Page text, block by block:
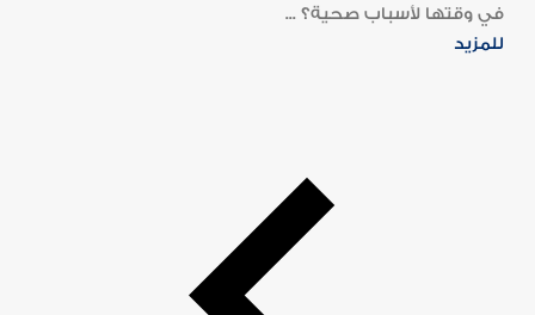
في وقتها لأسباب صحية؟ ...
للمزيد